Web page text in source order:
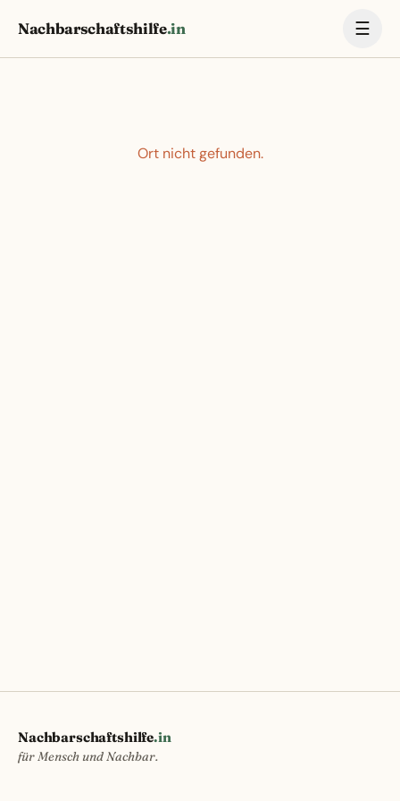
Nachbarschaftshilfe.in ☰
Ort nicht gefunden.
Nachbarschaftshilfe.in
für Mensch und Nachbar.